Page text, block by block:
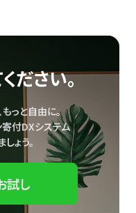
ださい。
っと自由に。
付DXシステム
ょう。
試し